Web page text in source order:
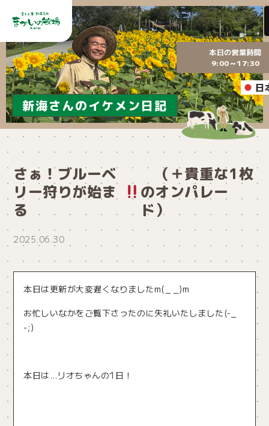
日
本日の営業時間
9:00～17:30
新海さんのイケメン日記
さぁ！ブルーベ
リー狩りが始ま
る
（＋貴重な1枚
のオンパレー
ド）
2025.06.30
本日は更新が大変遅くなりましたm(_ _)m
お忙しいなかをご覧下さったのに失礼いたしました(-_
-;)
本日は…リオちゃんの1日！